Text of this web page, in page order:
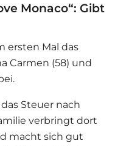
Monaco“: Gibt
ersten Mal das
Carmen (58) und
Steuer nach
verbringt dort
macht sich gut